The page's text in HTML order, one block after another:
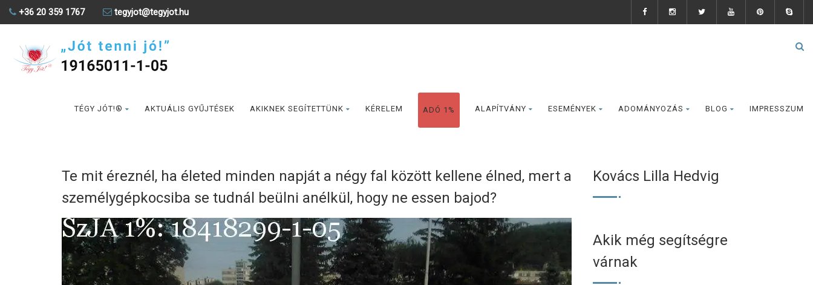
+36 20 359 1767 tegyjot@tegyjot.hu
TÉGY JÓT!® AKTUÁLIS GYŰJTÉSEK AKIKNEK SEGÍTETTÜNK KÉRELEM ADÓ 1% ALAPÍTVÁNY ESEMÉNYEK ADOMÁNYOZÁS BLOG IMPRESSZUM
Te mit éreznél, ha életed minden napját a négy fal között kellene élned, mert a
személygépkocsiba se tudnál beülni anélkül, hogy ne essen bajod?
Kovács Lilla Hedvig
Akik még segítségre
várnak